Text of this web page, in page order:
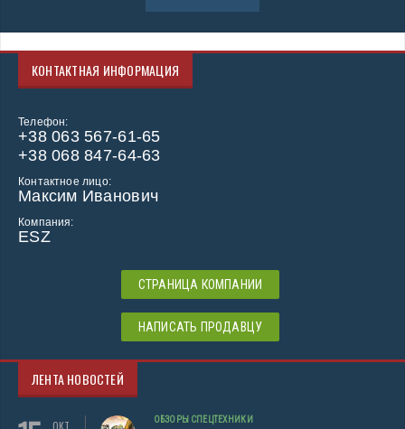
КОНТАКТНАЯ ИНФОРМАЦИЯ
Телефон:
+38 063 567-61-65
+38 068 847-64-63
Контактное лицо:
Максим Иванович
Компания:
ESZ
СТРАНИЦА КОМПАНИИ
НАПИСАТЬ ПРОДАВЦУ
ЛЕНТА НОВОСТЕЙ
ОБЗОРЫ СПЕЦТЕХНИКИ